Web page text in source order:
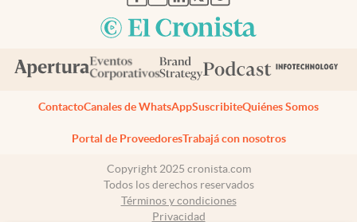
ContactoCanales de WhatsAppSuscribiteQuiénes Somos
Portal de ProveedoresTrabajá con nosotros
Copyright 2025 cronista.com
Todos los derechos reservados
Términos y condiciones
Privacidad